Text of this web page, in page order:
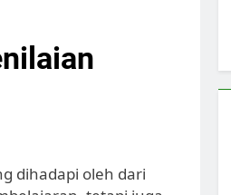
dihadapi oleh dari